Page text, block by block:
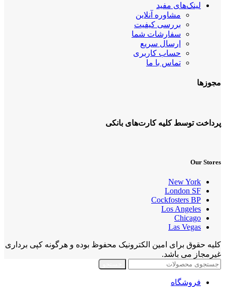
لینک‌های مفید
مشاوره آنلاین
بررسی کیفیت
سفارشات شما
ارسال سریع
حساب کاربری
تماس با ما
مجوزها
پرداخت توسط کلیه کارت‌های بانکی
Our Stores
New York
London SF
Cockfosters BP
Los Angeles
Chicago
Las Vegas
کلیه حقوق برای امین الکترونیک محفوظ بوده و هرگونه کپی برداری
غیرمجاز می باشد.
فروشگاه